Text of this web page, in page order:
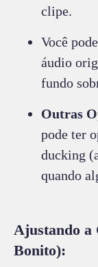
clipe.
Você
áudio
fundo
Outras
pode ter
ducking
quando
Ajustando a
Bonito):